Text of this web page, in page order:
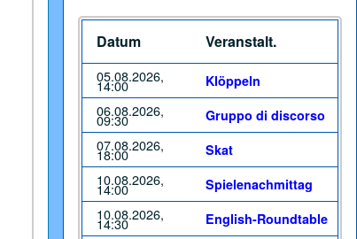
Datum Veranstalt.
05.08.2026,
14:00 Klöppeln
06.08.2026,
09:30 Gruppo di discorso
07.08.2026,
18:00 Skat
10.08.2026,
14:00 Spielenachmittag
10.08.2026,
14:30 English-Roundtable